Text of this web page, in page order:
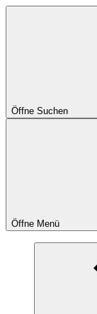
Öffne Suchen
Öffne Menü